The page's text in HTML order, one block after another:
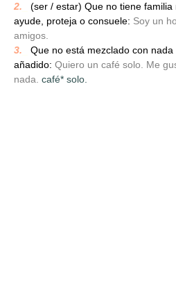
2.
(ser / estar) Que no tiene
ayude, proteja o consuele: Soy un
amigos.
3.
Que no está mezclado con
añadido: Quiero un café solo. Me
nada. café* solo.